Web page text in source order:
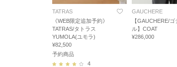
TATRAS
《WEB限定追加予約》
TATRAS/タトラス
YUMOLA(ユモラ)
¥82,500
予約商品
4
GAUCHERE
【GAUCHERE/ゴ
ル】COAT
¥286,000